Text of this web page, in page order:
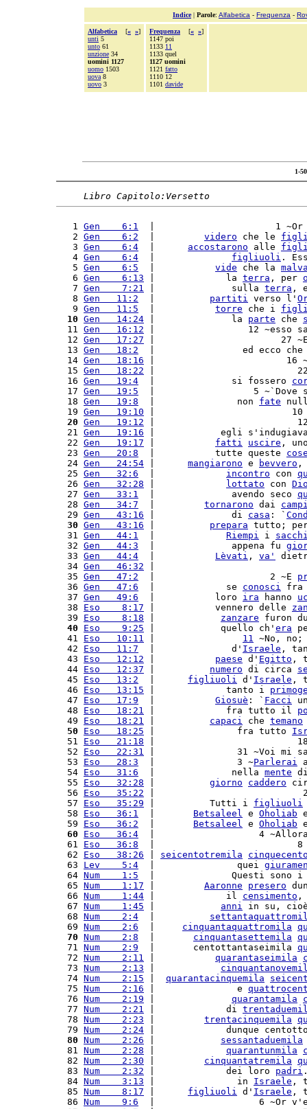
Indice| Parole: Alfabetica - Frequenza -
Alfabetica [« »]
unti 5
unto 61
unzione 34
uomini 1127
uomo 1503
uova 8
uovo 3
Frequenza [« »]
1147 poi
1133 11
1133 quel
1127 uomini
1121 fatto
1110 12
1101 davide
1-
Libro Capitolo:Versetto
   1
Gen    6:1
|                      1
   2
Gen    6:2 videro che le
   3
Gen    6:4 accostarono alle
   4
Gen    6:4 figliuoli .
   5
Gen    6:5 vide che la
   6
Gen    6:13 |             la terra , per
   7
Gen    7:21 |              sulla terra ,
   8
Gen   11:2 partiti verso l'
   9
Gen   11:5 torre che i
  10
Gen   14:24 |              la parte che
  11
Gen   16:12 |                 12 ~esso
  12
Gen   17:27 |                       27
  13
Gen   18:2
|                ed ecco
  14
Gen   18:16 |                        16
  15
Gen   18:22 |                          22
  16
Gen   19:4
  |              si fossero
  17
Gen   19:5
|                  5 ~`Dove
  18
Gen   19:8
  |               non
fate
  19
Gen   19:10 |                         10
  20
Gen   19:12 |                          12
  21
Gen   19:16 |            egli
  22
Gen   19:17 fatti uscire ,
  23
Gen   20:8
  |           tutte queste
  24
Gen   24:54 mangiarono e bevvero ,
  25
Gen   32:6 incontro con
  26
Gen   32:28 lottato con
  27
Gen   33:1
  |              avendo seco
  28
Gen   34:7 tornarono dai
  29
Gen   43:16 |              di casa : `
  30
Gen   43:16 prepara tutto;
  31
Gen   44:1 Riempi i
  32
Gen   44:3
  |              appena fu
  33
Gen   44:4 Lèvati , va'
  34
Gen   46:32
  35
Gen   47:2
  |                     2 ~E
  36
Gen   47:6
  |             se
conosci fra
  37
Gen   49:6
  |           loro
ira hanno
  38
Eso    8:17 |           vennero delle
  39
Eso    8:18 zanzare furon
  40
Eso    9:25 |            quello ch' era
  41
Eso   10:11 11 ~No,
  42
Eso   11:7
  |              d'
Israele ,
  43
Eso   12:12 paese d' Egitto ,
  44
Eso   12:37 numero di circa
  45
Eso   13:2 figliuoli d' Israele ,
  46
Eso   13:15 |             tanto i
  47
Eso   17:9 Giosuè : ` Facci
  48
Eso   18:21 |             fra tutto il
  49
Eso   18:21 capaci che temano
  50
Eso   18:25 |               fra tutto
  51
Eso   21:18 |                          18
  52
Eso   22:31 |               31 ~Voi mi
  53
Eso   28:3
  |               3 ~
Parlerai
  54
Eso   31:6
  |              nella
mente
  55
Eso   32:28 giorno caddero
  56
Eso   35:22 |                           22
  57
Eso   35:29 |          Tutti i figliuoli
  58
Eso   36:1 Betsaleel e Oholiab
  59
Eso   36:2 Betsaleel e Oholiab
  60
Eso   36:4
|                   4
  61
Eso   36:8
|
  62
Eso   38:26 seicentotremila
  63
Lev    5:4
  |               quei
  64
Num    1:5
|              Questi sono
  65
Num    1:17 Aaronne presero
  66
Num    1:44 |             il censimento ,
  67
Num    1:45 anni in su,
  68
Num    2:4
  69
Num    2:6 cinquantaquattromila
  70
Num    2:8 cinquantasettemila
  71
Num    2:9
  |       centottantaseimila
  72
Num    2:11 quarantaseimila
  73
Num    2:13
  74
Num    2:15 quarantacinquemila
  75
Num    2:16 |               e
  76
Num    2:19 quarantamila
  77
Num    2:21 |             di
  78
Num    2:23 trentacinquemila
  79
Num    2:24 |             dunque
  80
Num    2:26
sessantaduemila
  81
Num    2:28 quarantunmila
  82
Num    2:30 cinquantatremila
  83
Num    2:32 |             dei loro padri
  84
Num    3:13 |               in Israele ,
  85
Num    8:17 figliuoli d' Israele ,
  86
Num    9:6
|                   6 ~Or